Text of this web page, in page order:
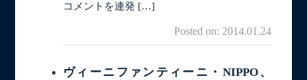
コメントを連発 […]
Posted on: 2014.01.24
ヴィーニファンティーニ・NIPPO、